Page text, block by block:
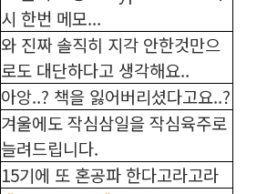
시 한번 메모...
와 진짜 솔직히 지각 안한것만으
로도 대단하다고 생각해요..
아앙..? 책을 잃어버리셨다고요..?
겨울에도 작심삼일을 작심육주로
늘려드립니다.
15기에 또 혼공파 한다고라고라